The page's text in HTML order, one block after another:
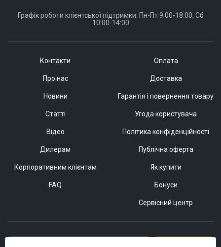
Контакти
Про нас
Новини
Статті
Відео
Дилерам
Корпоративним клієнтам
FAQ
Оплата
Доставка
Гарантія і повернення товару
Угода користувача
Політика конфіденційності
Публічна оферта
Як купити
Бонуси
Сервісний центр
Графік роботи клієнтської підтримки: Пн-Пт 9:00-18:00, Сб
10:00-14:00